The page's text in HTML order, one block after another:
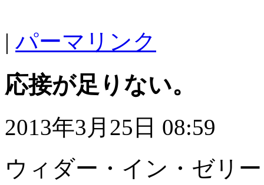
| パーマリンク
応接が足りない。
2013年3月25日 08:59
ウィダー・イン・ゼリ